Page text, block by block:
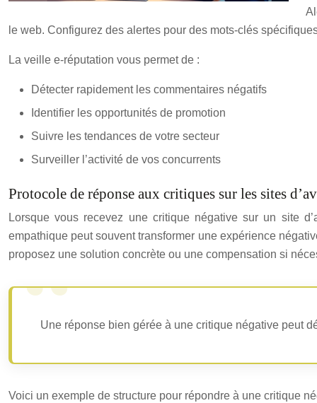
le web. Configurez des alertes pour des mots-clés
La veille e-réputation vous permet de :
Détecter rapidement les commentaires négatifs
Identifier les opportunités de promotion
Suivre les tendances de votre secteur
Surveiller l’activité de vos concurrents
Protocole de réponse aux critiques sur les sites
Lorsque vous recevez une critique négative sur un site
empathique peut souvent transformer une expérience
proposez une solution concrète ou une compensation si
Une réponse bien gérée à une critique négative peut
Voici un exemple de structure pour répondre à une critique